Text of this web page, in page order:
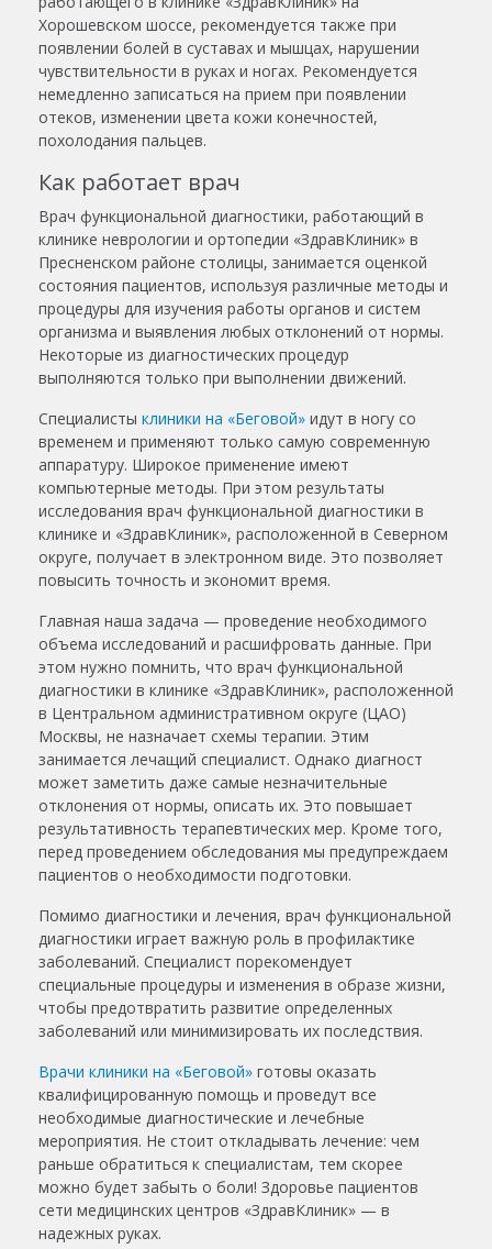
Хорошевском шоссе, рекомендуется также при
появлении болей в суставах и мышцах, нарушении
чувствительности в руках и ногах. Рекомендуется
немедленно записаться на прием при появлении
отеков, изменении цвета кожи конечностей,
похолодания пальцев.
Как работает врач
Врач функциональной диагностики, работающий в
клинике неврологии и ортопедии «ЗдравКлиник» в
Пресненском районе столицы, занимается оценкой
состояния пациентов, используя различные методы и
процедуры для изучения работы органов и систем
организма и выявления любых отклонений от нормы.
Некоторые из диагностических процедур
выполняются только при выполнении движений.
Специалисты клиники на «Беговой» идут в ногу со
временем и применяют только самую современную
аппаратуру. Широкое применение имеют
компьютерные методы. При этом результаты
исследования врач функциональной диагностики в
клинике и «ЗдравКлиник», расположенной в Северном
округе, получает в электронном виде. Это позволяет
повысить точность и экономит время.
Главная наша задача — проведение необходимого
объема исследований и расшифровать данные. При
этом нужно помнить, что врач функциональной
диагностики в клинике «ЗдравКлиник», расположенной
в Центральном административном округе (ЦАО)
Москвы, не назначает схемы терапии. Этим
занимается лечащий специалист. Однако диагност
может заметить даже самые незначительные
отклонения от нормы, описать их. Это повышает
результативность терапевтических мер. Кроме того,
перед проведением обследования мы предупреждаем
пациентов о необходимости подготовки.
Помимо диагностики и лечения, врач функциональной
диагностики играет важную роль в профилактике
заболеваний. Специалист порекомендует
специальные процедуры и изменения в образе жизни,
чтобы предотвратить развитие определенных
заболеваний или минимизировать их последствия.
Врачи клиники на «Беговой» готовы оказать
квалифицированную помощь и проведут все
необходимые диагностические и лечебные
мероприятия. Не стоит откладывать лечение: чем
раньше обратиться к специалистам, тем скорее
можно будет забыть о боли! Здоровье пациентов
сети медицинских центров «ЗдравКлиник» — в
надежных руках.